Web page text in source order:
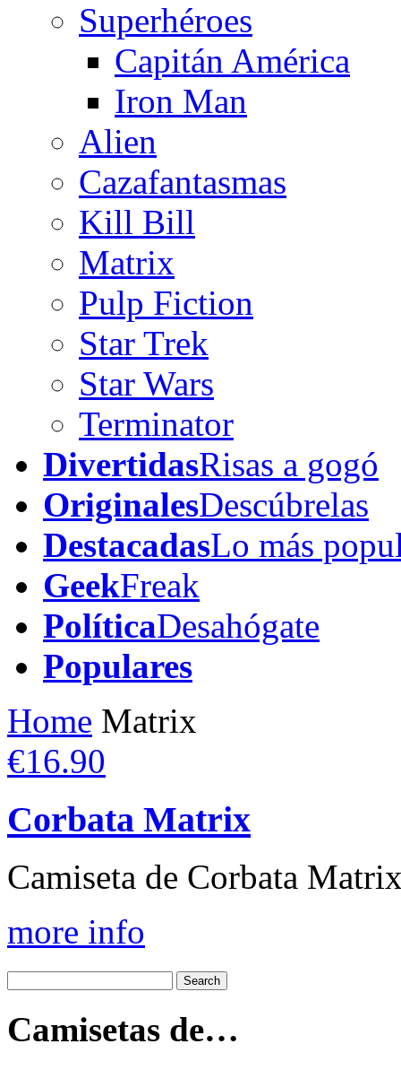
Superhéroes
Capitán América
Iron Man
Alien
Cazafantasmas
Kill Bill
Matrix
Pulp Fiction
Star Trek
Star Wars
Terminator
DivertidasRisas a gogó
OriginalesDescúbrelas
DestacadasLo más
GeekFreak
PolíticaDesahógate
Populares
Home Matrix
€16.90
Corbata Matrix
Camiseta de Corbata
more info
Camisetas de…